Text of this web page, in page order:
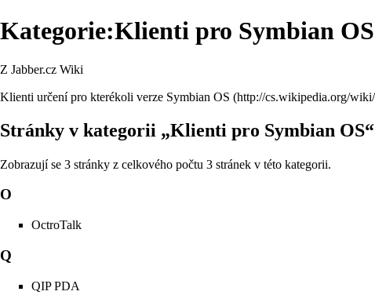
Kategorie:Klienti pro Symbian OS
Z Jabber.cz Wiki
Klienti určení pro kterékoli verze Symbian OS
Stránky v kategorii „Klienti pro Symbian OS“
Zobrazují se 3 stránky z celkového počtu 3 stránek v této kategorii.
O
OctroTalk
Q
QIP PDA